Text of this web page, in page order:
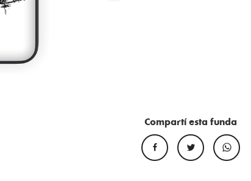
Compartí esta funda